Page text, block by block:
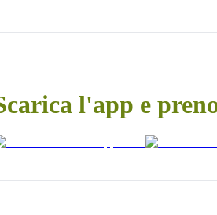
l'app e